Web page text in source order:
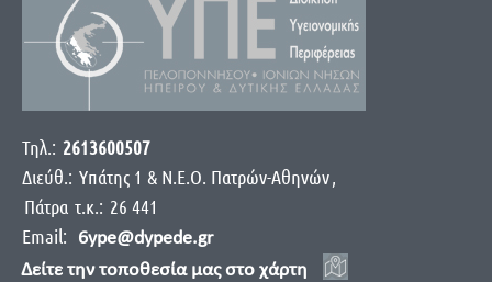
Τηλ.: 2613600507
Διεύθ.: Yπάτης 1 & Ν.Ε.Ο. Πατρών-Αθηνών,
Πάτρα τ.κ.: 26 441
Email:
6ype@dypede.gr
Δείτε την τοποθεσία μας στο χάρτη